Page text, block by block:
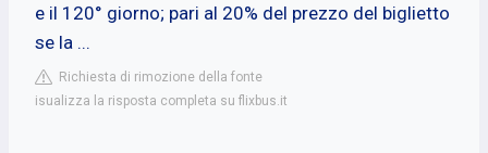
e il 120° giorno; pari al 20% del prezzo del biglietto
se la ...
Richiesta di rimozione della fonte
isualizza la risposta completa su flixbus.it